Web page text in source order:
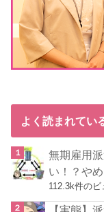
よく読まれてい
無期雇用
い！？や
112.3k件のビ